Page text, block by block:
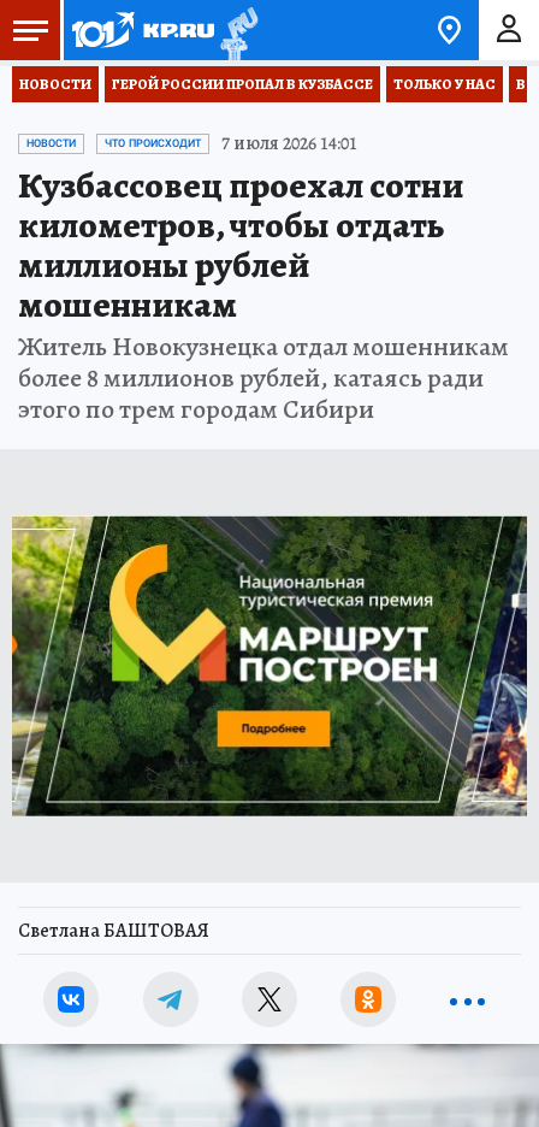
НОВОСТИ ГЕРОЙ РОССИИ ПРОПАЛ В КУЗБАССЕ ТОЛЬКО У НАС
НОВОСТИ ЧТО ПРОИСХОДИТ 7 июля 2026 14:01
Кузбассовец проехал сотни
километров, чтобы отдать
миллионы рублей
мошенникам
Житель Новокузнецка отдал мошенникам
более 8 миллионов рублей, катаясь ради
этого по трем городам Сибири
Светлана БАШТОВАЯ